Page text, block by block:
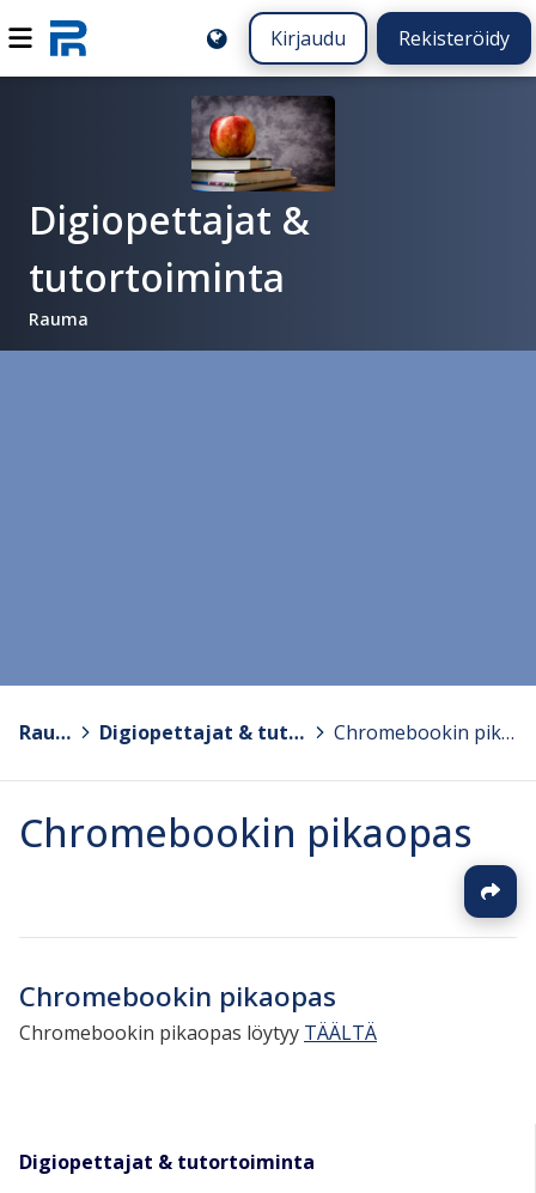
Kirjaudu Rekisteröidy
Digiopettajat &
tutortoiminta
Rauma
Rauma > Digiopettajat & tutortoiminta > Chromebookin pikaopas
Chromebookin pikaopas
Chromebookin pikaopas
Chromebookin pikaopas löytyy TÄÄLTÄ
Digiopettajat & tutortoiminta